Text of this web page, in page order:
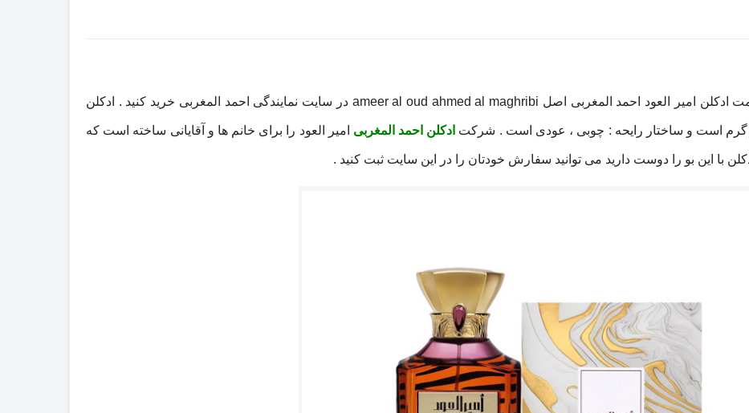
عطر ادکلن امیر العود احمد المغربی خرید و قیمت ادکلن امیر العود احمد المغربی اصل ameer al oud ahmed al maghribi در سایت نمایندگی احمد المغربی خرید کنید . ادکلن
و گرم است و ساختار رایحه : چوبی ، عودی است . شرکت ادکلن احمد المغربی امیر العود را برای خانم ها و آقایانی ساخته است که
با این بو را دوست دارید می توانید سفارش خودتان را در این سایت ثبت کنید .